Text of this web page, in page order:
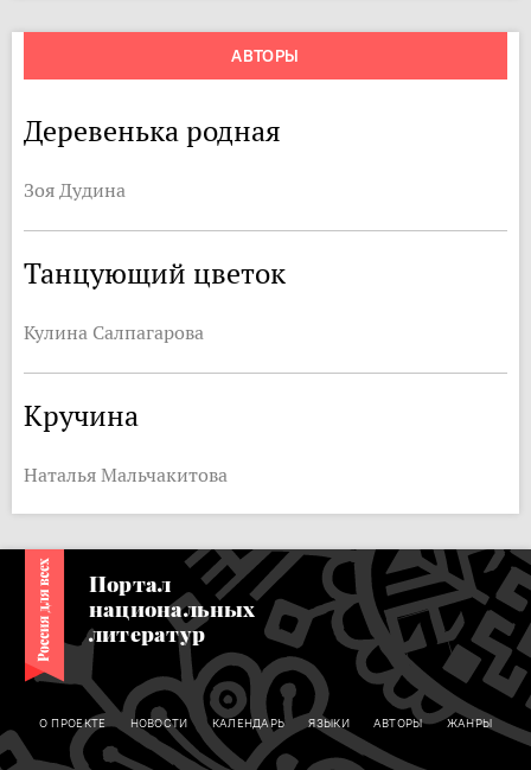
АВТОРЫ
Деревенька родная
Зоя Дудина
Танцующий цветок
Кулина Салпагарова
Кручина
Наталья Мальчакитова
Портал
национальных
литератур
О ПРОЕКТЕ НОВОСТИ КАЛЕНДАРЬ ЯЗЫКИ АВТОРЫ ЖАНРЫ